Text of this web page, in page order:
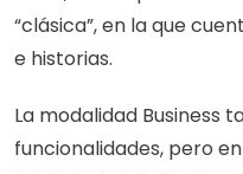
“clásica”, en la que
e historias.
La modalidad Business
funcionalidades, pero